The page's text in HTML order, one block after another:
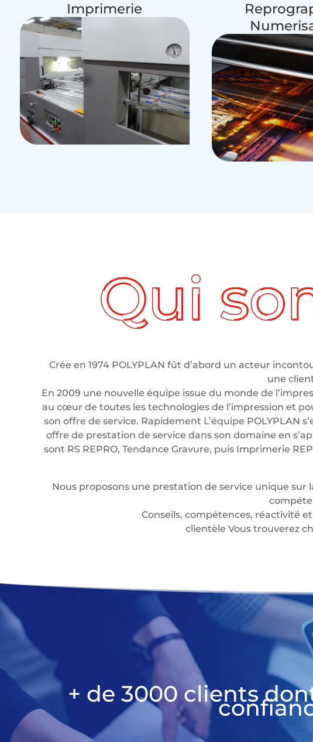
Imprimerie
Crée en 1974 POLYPLAN fût d’abord un acteur
une
En 2009 une nouvelle équipe issue du monde de
au cœur de toutes les technologies de l’impression et
son offre de service. Rapidement L’équipe POLYPLAN
offre de prestation de service dans son domaine en
sont RS REPRO, Tendance Gravure, puis Imprimerie
Nous proposons une prestation de service unique sur
Conseils, compétences, réactivité
clientèle Vous trouverez
+ de 3000 clients